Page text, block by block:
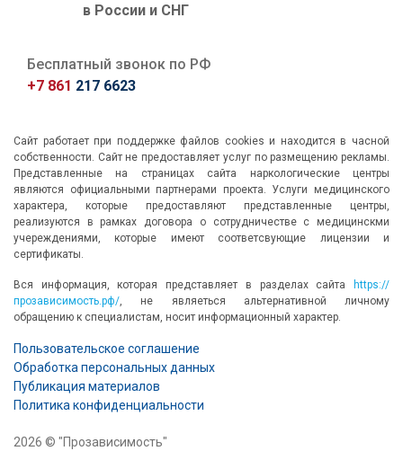
в России и СНГ
Бесплатный звонок по РФ
+7 861 217 6623
Сайт работает при поддержке файлов cookies и находится в часной
собственности. Сайт не предоставляет услуг по размещению рекламы.
Представленные на страницах сайта наркологические центры
являются официальными партнерами проекта. Услуги медицинского
характера, которые предоставляют представленные центры,
реализуются в рамках договора о сотрудничестве с медицинскми
учереждениями, которые имеют соответсвующие лицензии и
сертификаты.
Вся информация, которая представляет в разделах сайта
https://
прозависимость.рф/, не являеться альтернативной личному
обращению к специалистам, носит информационный характер.
Пользовательское соглашение
Обработка персональных данных
Публикация материалов
Политика конфиденциальности
2026 © "Прозависимость"